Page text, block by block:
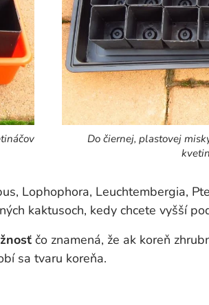
Do čiernej, plastovej
Lophophora, Leuchtembergia,
kaktusoch, kedy chcete vyšší
čo znamená, že ak koreň
sa tvaru koreňa.